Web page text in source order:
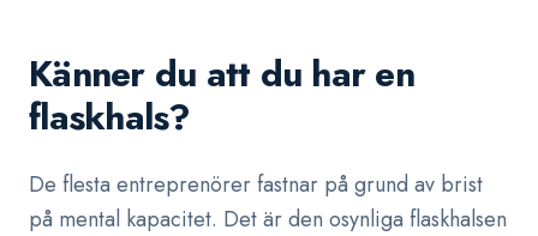
Känner du att du har en
flaskhals?
De flesta entreprenörer fastnar på grund av brist
på mental kapacitet. Det är den osynliga flaskhalsen